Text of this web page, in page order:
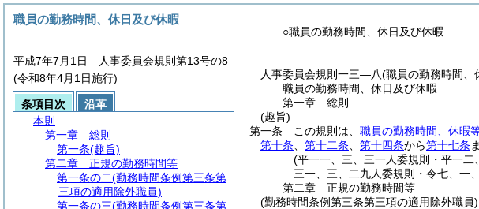
○職員の勤務時間、休日及び休暇
人事委員会規則一三―八(職員の勤務時間、
職員の勤務時間、休日及び休暇
第一章
総則
(趣旨)
第一条
この規則は、 職員の勤務時間、休暇
第十条
第十二条 第十四条から第十七条
(平一一、三、三一人委規則・平一
三一、三、二九人委規則・令七、一
第二章
正規の勤務時間等
(勤務時間条例第三条第三項の適用除外職員)
職員の勤務時間、休日及び休暇
平成7年7月1日 人事委員会規則第13号の8
(令和8年4月1日施行)
条項目次
沿革
本則
第一章
総則
第一条(趣旨)
第二章
正規の勤務時間等
第一条の二(勤務時間条例第三条第
三項の適用除外職員)
第一条の三(勤務時間条例第三条第